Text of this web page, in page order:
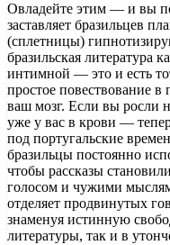
Овладейте этим — и вы
заставляет бразильцев
(сплетницы)
бразильская литература
интимной — это и есть
простое повествование
ваш мозг. Если вы росли
уже у вас в крови —
под португальские
бразильцы постоянно
чтобы рассказы
голосом и чужими
отделяет продвинутых
знаменуя истинную
литературы, так и в